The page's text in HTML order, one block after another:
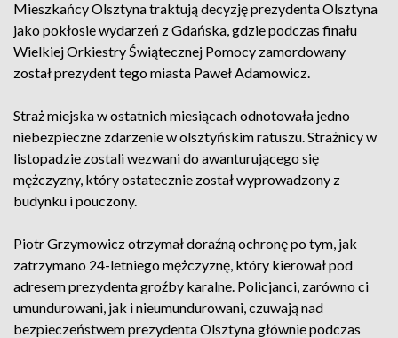
Mieszkańcy Olsztyna traktują decyzję prezydenta Olsztyna
jako pokłosie wydarzeń z Gdańska, gdzie podczas finału
Wielkiej Orkiestry Świątecznej Pomocy zamordowany
został prezydent tego miasta Paweł Adamowicz.
Straż miejska w ostatnich miesiącach odnotowała jedno
niebezpieczne zdarzenie w olsztyńskim ratuszu. Strażnicy w
listopadzie zostali wezwani do awanturującego się
mężczyzny, który ostatecznie został wyprowadzony z
budynku i pouczony.
Piotr Grzymowicz otrzymał doraźną ochronę po tym, jak
zatrzymano 24-letniego mężczyznę, który kierował pod
adresem prezydenta groźby karalne. Policjanci, zarówno ci
umundurowani, jak i nieumundurowani, czuwają nad
bezpieczeństwem prezydenta Olsztyna głównie podczas